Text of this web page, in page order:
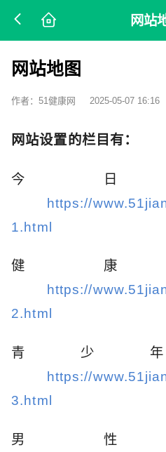
网站
网站地图
作者：51健康网 2025-05-07 16:16
网站设置的栏目有：
今日
https://
1.html
健康
https://
2.html
青少
https://
3.html
男性